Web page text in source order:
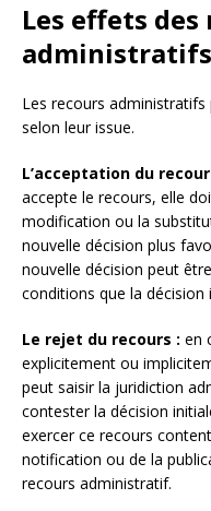
Les effets des
administratifs
Les recours
selon leur issue.
L’acceptation du
accepte le recours, elle
modification ou la
nouvelle décision plus
nouvelle décision peut
conditions que la décision
Le rejet du recours : en
explicitement ou
peut saisir la juridiction
contester la décision
exercer ce recours
notification ou de la
recours administratif.